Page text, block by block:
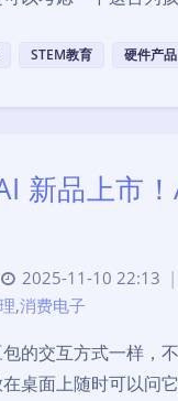
STEM教育 硬件产品
新品上市
2025-11-10 22:13 |
,消费电子
的交互方式一样，
桌面上随时可以问